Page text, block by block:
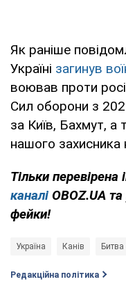
Як раніше
Україні загинув
воював проти
Сил оборони з
за Київ, Бахмут, а
нашого захисника
Тільки
каналі OBOZ.UA та
фейки!
Україна Канів
Редакційна політика